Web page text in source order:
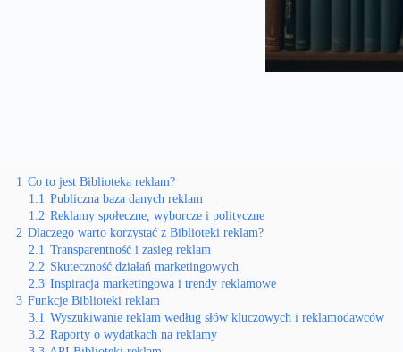
1 Co to jest Biblioteka reklam?
1.1 Publiczna baza danych reklam
1.2 Reklamy społeczne, wyborcze i polityczne
2 Dlaczego warto korzystać z Biblioteki reklam?
2.1 Transparentność i zasięg reklam
2.2 Skuteczność działań marketingowych
2.3 Inspiracja marketingowa i trendy reklamowe
3 Funkcje Biblioteki reklam
3.1 Wyszukiwanie reklam według słów kluczowych i reklamodawców
3.2 Raporty o wydatkach na reklamy